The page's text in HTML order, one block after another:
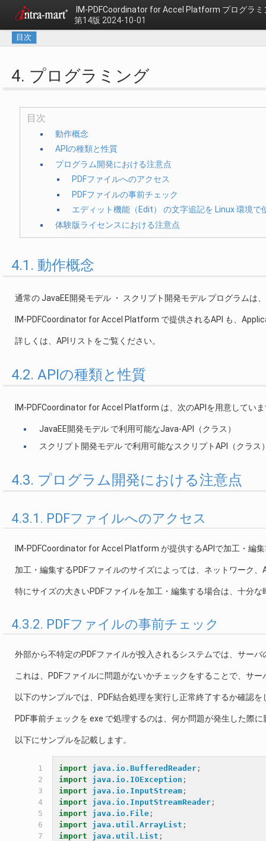
IM-PDFCoordinator for Accel Platform プログラミ
第14版 2024-10-01
目次
4. プログラミング
目次
動作概念
APIの種類と性質
プログラム開発における注意点
PDFファイルへのアクセス
PDFファイルの事前チェック
エディット機能（Edit） の文字追記を Linux 環境で
体験版ライセンスにおける注意点
4.1. 動作概念
通常の JavaEE開発モデル ・ スクリプト開発モデル プログラムは
IM-PDFCoordinator for Accel Platform で提供されるAPI も、
詳しくは、APIリストをご覧ください。
4.2. APIの種類と性質
IM-PDFCoordinator for Accel Platform は、次のAPIを用意してい
JavaEE開発モデル で利用可能なJava-API（クラス）
スクリプト開発モデル で利用可能なスクリプトAPI（クラス
4.3. プログラム開発における注意点
4.3.1. PDFファイルへのアクセス
IM-PDFCoordinator for Accel Platform が提供するAPIで加工・編
加工・編集するPDFファイルのサイズによっては、ネットワーク
特にサイズの大きいPDFファイルを加工・編集する場合は、十分
4.3.2. PDFファイルの事前チェック
外部から不特定のPDFファイルが投入されるシステムでは、サー
これは、PDFファイルに問題がないかチェックをすることで、サ
以下のサンプルでは、PDF結合処理を実行し正常終了するか確認を
PDF事前チェックを exe で処理するのは、何か問題が発生した際
以下にサンプルを記載します。
  1
  2
  3
  4
  5
  6
  7
import java.io.BufferedReader ;
import
java.io.IOException ;
import
java.io.InputStream ;
import
java.io.InputStreamReader ;
import
java.io.File ;
import
java.util.ArrayList ;
import
java.util.List ;